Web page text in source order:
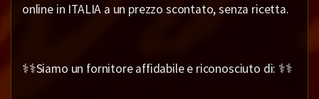
online in ITALIA a un prezzo scontato, senza ricetta.
⚕️⚕️Siamo un fornitore affidabile e riconosciuto di: ⚕️⚕️